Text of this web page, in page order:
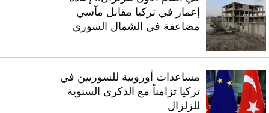
إعمار في تركيا مقابل مآسي
مضاعفة في الشمال السوري
مساعدات أوروبية للسوريين في
تركيا تزامناً مع الذكرى السنوية
للزلزال